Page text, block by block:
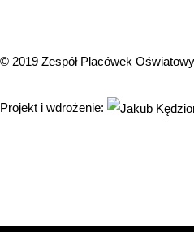
© 2019 Zespół Placówek
Projekt i wdrożenie: